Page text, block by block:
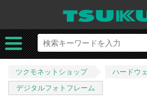
ツクモネットショップ ハードウ
デジタルフォトフレーム